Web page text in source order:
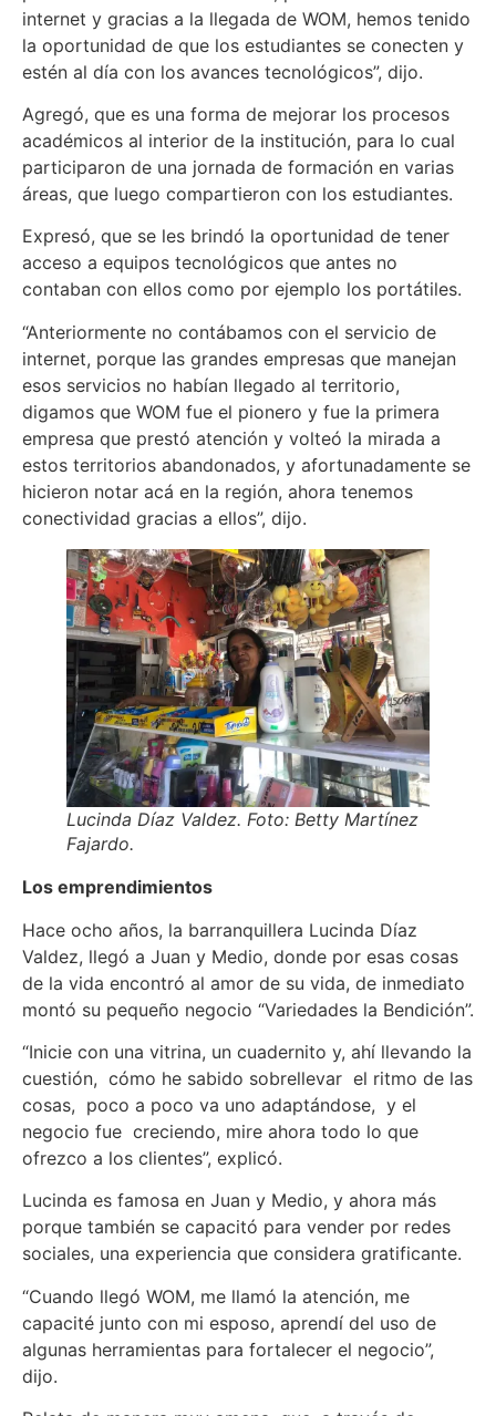
internet y gracias a la llegada de WOM, hemos tenido
la oportunidad de que los estudiantes se conecten y
estén al día con los avances tecnológicos”, dijo.
Agregó, que es una forma de mejorar los procesos
académicos al interior de la institución, para lo cual
participaron de una jornada de formación en varias
áreas, que luego compartieron con los estudiantes.
Expresó, que se les brindó la oportunidad de tener
acceso a equipos tecnológicos que antes no
contaban con ellos como por ejemplo los portátiles.
“Anteriormente no contábamos con el servicio de
internet, porque las grandes empresas que manejan
esos servicios no habían llegado al territorio,
digamos que WOM fue el pionero y fue la primera
empresa que prestó atención y volteó la mirada a
estos territorios abandonados, y afortunadamente se
hicieron notar acá en la región, ahora tenemos
conectividad gracias a ellos”, dijo.
Lucinda Díaz Valdez. Foto: Betty Martínez
Fajardo.
Los emprendimientos
Hace ocho años, la barranquillera Lucinda Díaz
Valdez, llegó a Juan y Medio, donde por esas cosas
de la vida encontró al amor de su vida, de inmediato
montó su pequeño negocio “Variedades la Bendición”.
“Inicie con una vitrina, un cuadernito y, ahí llevando la
cuestión, cómo he sabido sobrellevar el ritmo de las
cosas, poco a poco va uno adaptándose, y el
negocio fue creciendo, mire ahora todo lo que
ofrezco a los clientes”, explicó.
Lucinda es famosa en Juan y Medio, y ahora más
porque también se capacitó para vender por redes
sociales, una experiencia que considera gratificante.
“Cuando llegó WOM, me llamó la atención, me
capacité junto con mi esposo, aprendí del uso de
algunas herramientas para fortalecer el negocio”,
dijo.